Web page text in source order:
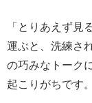
「とりあえず見
運ぶと、洗練さ
の巧みなトーク
起こりがちです。